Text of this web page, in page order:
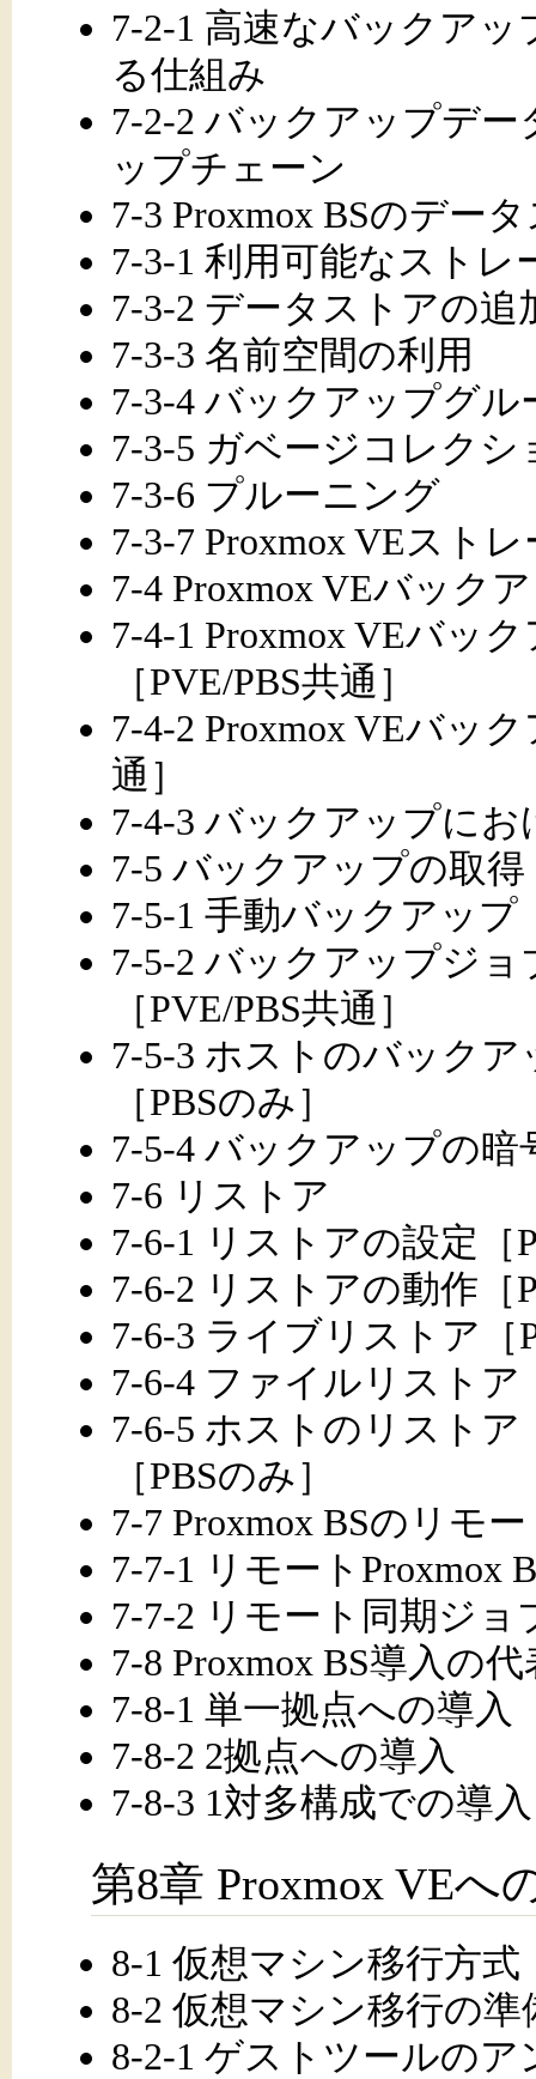
7-2-1 高速なバックア
る仕組み
7-2-2 バックアップデ
ップチェーン
7-3 Proxmox BSのデー
7-3-1 利用可能なストレ
7-3-2 データストアの追
7-3-3 名前空間の利用
7-3-4 バックアップグル
7-3-5 ガベージコレクシ
7-3-6 プルーニング
7-3-7 Proxmox VEスト
7-4 Proxmox VEバック
7-4-1 Proxmox VEバッ
［PVE/PBS共通］
7-4-2 Proxmox VEバッ
通］
7-4-3 バックアップにお
7-5 バックアップの取得
7-5-1 手動バックアップ
7-5-2 バックアップジ
［PVE/PBS共通］
7-5-3 ホストのバックア
［PBSのみ］
7-5-4 バックアップの暗
7-6 リストア
7-6-1 リストアの設定［
7-6-2 リストアの動作［
7-6-3 ライブリストア［
7-6-4 ファイルリストア
7-6-5 ホストのリストア
［PBSのみ］
7-7 Proxmox BSのリモ
7-7-1 リモートProxmox
7-7-2 リモート同期ジョ
7-8 Proxmox BS導入の
7-8-1 単一拠点への導入
7-8-2 2拠点への導入
7-8-3 1対多構成での導入
第8章 Proxmox VEへ
8-1 仮想マシン移行方式
8-2 仮想マシン移行の準
8-2-1 ゲストツールの